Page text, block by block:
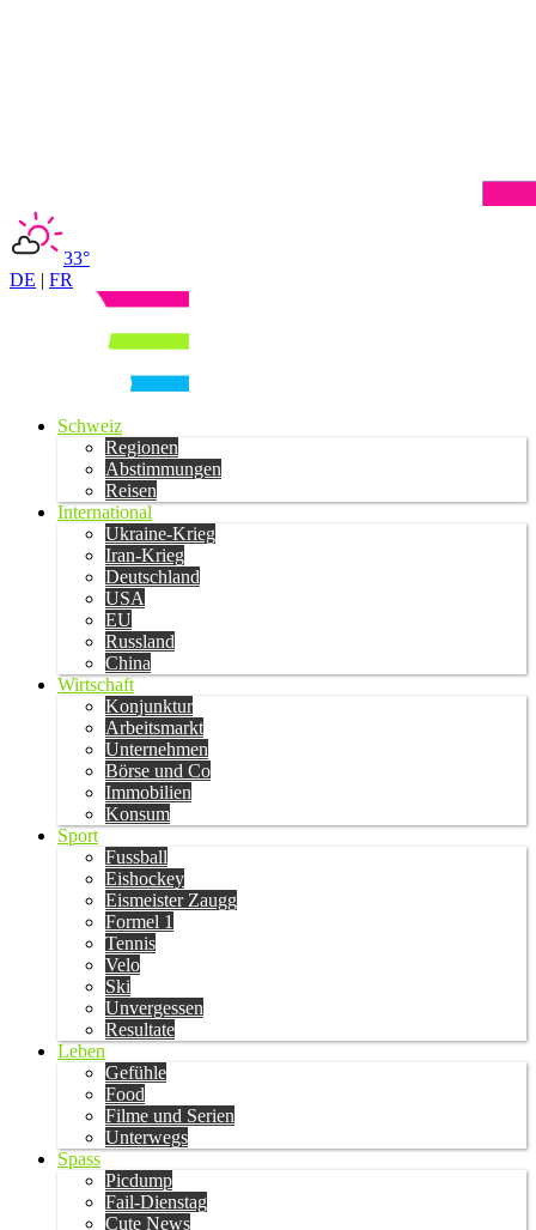
33°
DE | FR
Schweiz
Regionen
Abstimmungen
Reisen
International
Ukraine-Krieg
Iran-Krieg
Deutschland
USA
EU
Russland
China
Wirtschaft
Konjunktur
Arbeitsmarkt
Unternehmen
Börse und Co
Immobilien
Konsum
Sport
Fussball
Eishockey
Eismeister Zaugg
Formel 1
Tennis
Velo
Ski
Unvergessen
Resultate
Leben
Gefühle
Food
Filme und Serien
Unterwegs
Spass
Picdump
Fail-Dienstag
Cute News